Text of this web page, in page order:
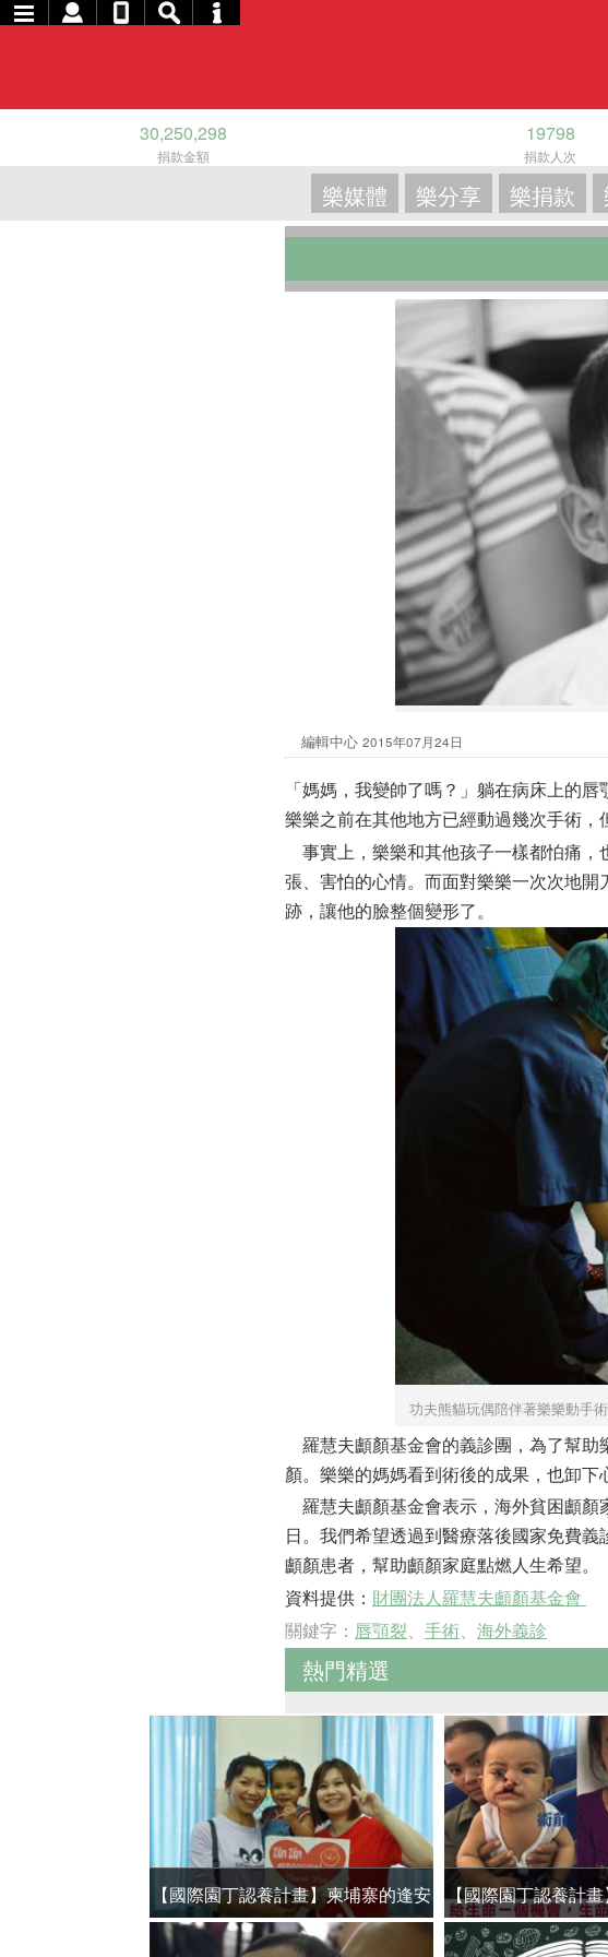
30,250,298
捐款金額
19798
捐款人次
樂媒體 樂分享 樂捐款
編輯中心 2015年07月24日
「媽媽，我變帥了嗎？」躺在病床上的
樂樂之前在其他地方已經動過幾次手術，
事實上，樂樂和其他孩子一樣都怕痛，
張、害怕的心情。而面對樂樂一次次地
跡，讓他的臉整個變形了。
功夫熊貓玩偶陪伴著樂樂動手術
羅慧夫顱顏基金會的義診團，為了幫助
顏。樂樂的媽媽看到術後的成果，也卸下
羅慧夫顱顏基金會表示，海外貧困顱顏
日。我們希望透過到醫療落後國家免費
顱顏患者，幫助顱顏家庭點燃人生希望。
資料提供： 財團法人羅慧夫顱顏基金會
關鍵字： 唇顎裂、 手術、 海外義診
熱門精選
【國際園丁認養計畫】柬埔寨的逢安 【國際園丁認養計
奇蹟